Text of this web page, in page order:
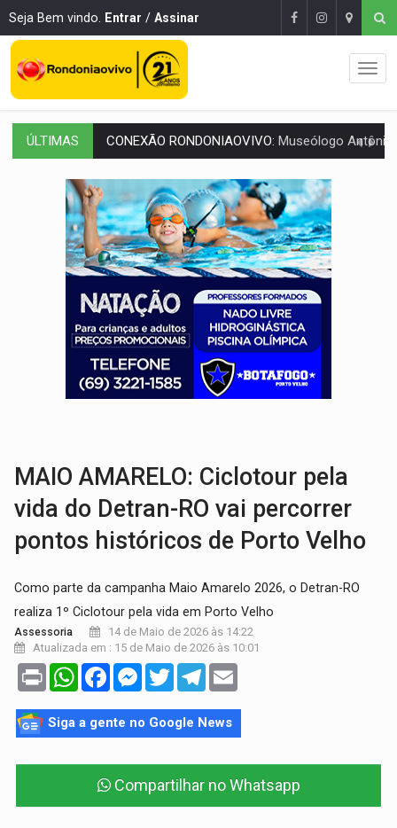
Seja Bem vindo. Entrar / Assinar
ÚLTIMAS EXTENSÃO DE DANOS:Ferroviários pedem ao Iphan recuperação de área
VARIANDO O CARDÁPIO:Veja essa receita de carne assada para o
PREJUÍZO AOS ESTUDANTES:Greve dos professores em PVH é
POSSESSÃO DE DEBORAH LOGAN:Terror mistura mistério e filmagens
TRANSPARÊNCIA:TCE reúne candidatos ao Governo e apresenta
ELAS DECIDEM: Mulheres são maioria e representam 52% do eleitorado de
NO CARRO: Homem é preso com pistola 9mm durante abordagem da Força
TRÁGICO:Pai do 'Xandy Motocross' morre em
MAIO AMARELO: Ciclotour pela
vida do Detran-RO vai percorrer
pontos históricos de Porto Velho
Como parte da campanha Maio Amarelo 2026, o Detran-RO
realiza 1º Ciclotour pela vida em Porto Velho
Assessoria
14 de Maio de 2026 às 14:22
Atualizada em : 15 de Maio de 2026 às 10:01
Print WhatsAppFacebookMessenger
TwitterTelegram
Siga a gente no Google News
Compartilhar no Whatsapp